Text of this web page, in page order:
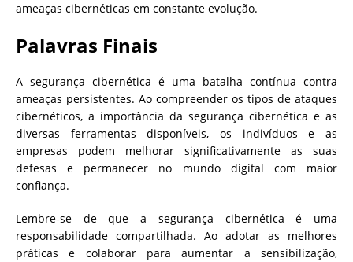
ameaças cibernéticas em constante evolução.
Palavras Finais
A segurança cibernética é uma batalha contínua contra
ameaças persistentes. Ao compreender os tipos de ataques
cibernéticos, a importância da segurança cibernética e as
diversas ferramentas disponíveis, os indivíduos e as
empresas podem melhorar significativamente as suas
defesas e permanecer no mundo digital com maior
confiança.
Lembre-se de que a segurança cibernética é uma
responsabilidade compartilhada. Ao adotar as melhores
práticas e colaborar para aumentar a sensibilização,